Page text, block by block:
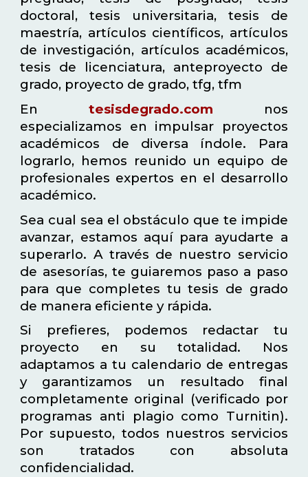
doctoral, tesis universitaria, tesis de
maestría, artículos científicos, artículos
de investigación, artículos académicos,
tesis de licenciatura, anteproyecto de
grado, proyecto de grado, tfg, tfm
En tesisdegrado.com nos
especializamos en impulsar proyectos
académicos de diversa índole. Para
lograrlo, hemos reunido un equipo de
profesionales expertos en el desarrollo
académico.
Sea cual sea el obstáculo que te impide
avanzar, estamos aquí para ayudarte a
superarlo. A través de nuestro servicio
de asesorías, te guiaremos paso a paso
para que completes tu tesis de grado
de manera eficiente y rápida.
Si prefieres, podemos redactar tu
proyecto en su totalidad. Nos
adaptamos a tu calendario de entregas
y garantizamos un resultado final
completamente original (verificado por
programas anti plagio como Turnitin).
Por supuesto, todos nuestros servicios
son tratados con absoluta
confidencialidad.